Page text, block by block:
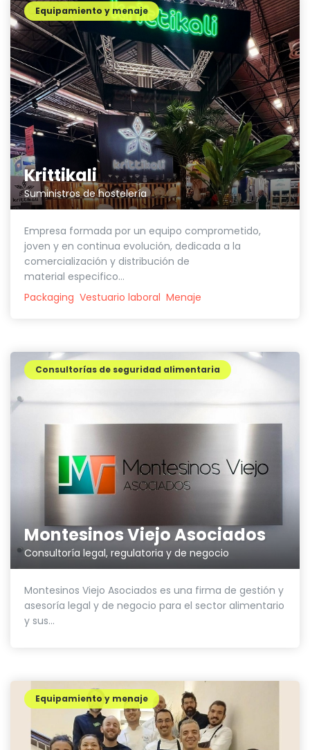
Krittikali
Suministros de hostelería
Equipamiento y menaje
Empresa formada por un equipo comprometido,
joven y en continua evolución, dedicada a la
comercialización y distribución de
material especifico...
Packaging Vestuario laboral Menaje
Montesinos Viejo Asociados
Consultoría legal, regulatoria y de negocio
Consultorías de seguridad alimentaria
Montesinos Viejo Asociados es una firma de gestión y
asesoría legal y de negocio para el sector alimentario
y sus...
Equipamiento y menaje